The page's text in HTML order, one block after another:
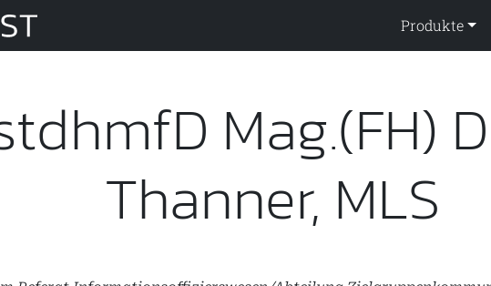
Truppendienst Produkte
Mag.(FH)
Thanner, MLS